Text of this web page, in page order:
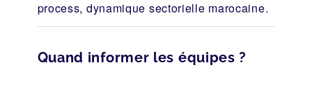
process, dynamique sectorielle marocaine.
Quand informer les équipes ?